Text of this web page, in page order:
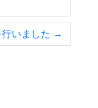
行いました →